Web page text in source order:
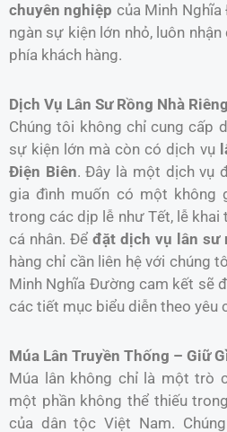
chuyên nghiệp của Minh
ngàn sự kiện lớn nhỏ, luôn
phía khách hàng.
Dịch Vụ Lân Sư Rồng Nhà
Chúng tôi không chỉ cung cấp
sự kiện lớn mà còn có dịch vụ
Điện Biên. Đây là một dịch vụ
gia đình muốn có một không
trong các dịp lễ như Tết, lễ khai
cá nhân. Để đặt dịch vụ lân sư
hàng chỉ cần liên hệ với chúng
Minh Nghĩa Đường cam kết sẽ
các tiết mục biểu diễn theo yêu
Múa Lân Truyền Thống – Giữ
Múa lân không chỉ là một trò
một phần không thể thiếu
của dân tộc Việt Nam.